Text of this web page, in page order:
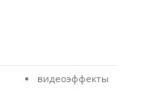
видеоэффекты